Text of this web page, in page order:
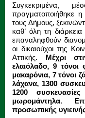
Συγκεκριμένα,
πραγματοποιήθηκε
τους Δήμους,
καθ’ όλη τη
επαναληφθούν
οι δικαιούχοι της
Αττικής. Μέχρι
ελαιόλαδο, 9 τόνοι
μακαρόνια, 7 τόνοι
λάχανα, 1300
1200
μωρομάντηλα.
προσωπικής